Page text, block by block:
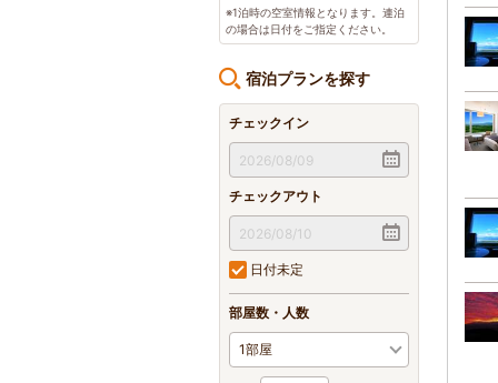
※1泊時の空室情報となります。連泊
の場合は日付をご指定ください。
宿泊プランを探す
チェックイン
チェックアウト
日付未定
部屋数・人数